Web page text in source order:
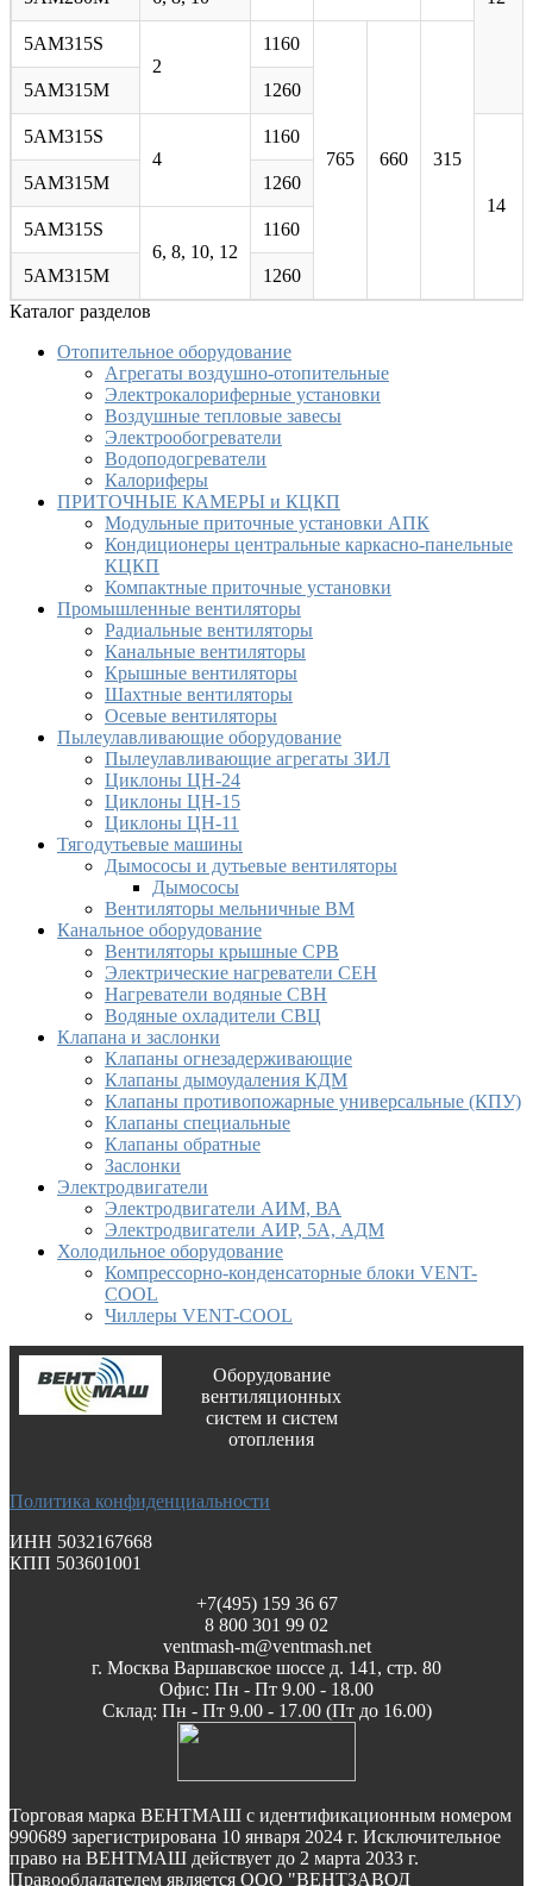
5AM315S
2
1160
765 660 315
5АМ315М 1260
5AM315S
4
1160
14
5АМ315М 1260
5AM315S
6, 8, 10, 12
1160
5АМ315М
1260
Каталог разделов
Отопительное оборудование
Агрегаты воздушно-отопительные
Электрокалориферные установки
Воздушные тепловые завесы
Электрообогреватели
Водоподогреватели
Калориферы
ПРИТОЧНЫЕ КАМЕРЫ и КЦКП
Модульные приточные установки АПК
Кондиционеры центральные каркасно-панельные
КЦКП
Компактные приточные установки
Промышленные вентиляторы
Радиальные вентиляторы
Канальные вентиляторы
Крышные вентиляторы
Шахтные вентиляторы
Осевые вентиляторы
Пылеулавливающие оборудование
Пылеулавливающие агрегаты ЗИЛ
Циклоны ЦН-24
Циклоны ЦН-15
Циклоны ЦН-11
Тягодутьевые машины
Дымососы и дутьевые вентиляторы
Дымососы
Вентиляторы мельничные ВМ
Канальное оборудование
Вентиляторы крышные СРВ
Электрические нагреватели СЕН
Нагреватели водяные СВН
Водяные охладители СВЦ
Клапана и заслонки
Клапаны огнезадерживающие
Клапаны дымоудаления КДМ
Клапаны противопожарные универсальные (КПУ)
Клапаны специальные
Клапаны обратные
Заслонки
Электродвигатели
Электродвигатели АИМ, ВА
Электродвигатели АИР, 5А, АДМ
Холодильное оборудование
Компрессорно-конденсаторные блоки VENT-
COOL
Чиллеры VENT-COOL
Оборудование
вентиляционных
систем и систем
отопления
Политика конфиденциальности
ИНН 5032167668
КПП 503601001
+7(495) 159 36 67
8 800 301 99 02
ventmash-m@ventmash.net
г. Москва Варшавское шоссе д. 141, стр. 80
Офис: Пн - Пт 9.00 - 18.00
Склад: Пн - Пт 9.00 - 17.00 (Пт до 16.00)
Торговая марка ВЕНТМАШ с идентификационным номером
990689 зарегистрирована 10 января 2024 г. Исключительное
право на ВЕНТМАШ действует до 2 марта 2033 г.
Правообладателем является ООО "ВЕНТЗАВОД